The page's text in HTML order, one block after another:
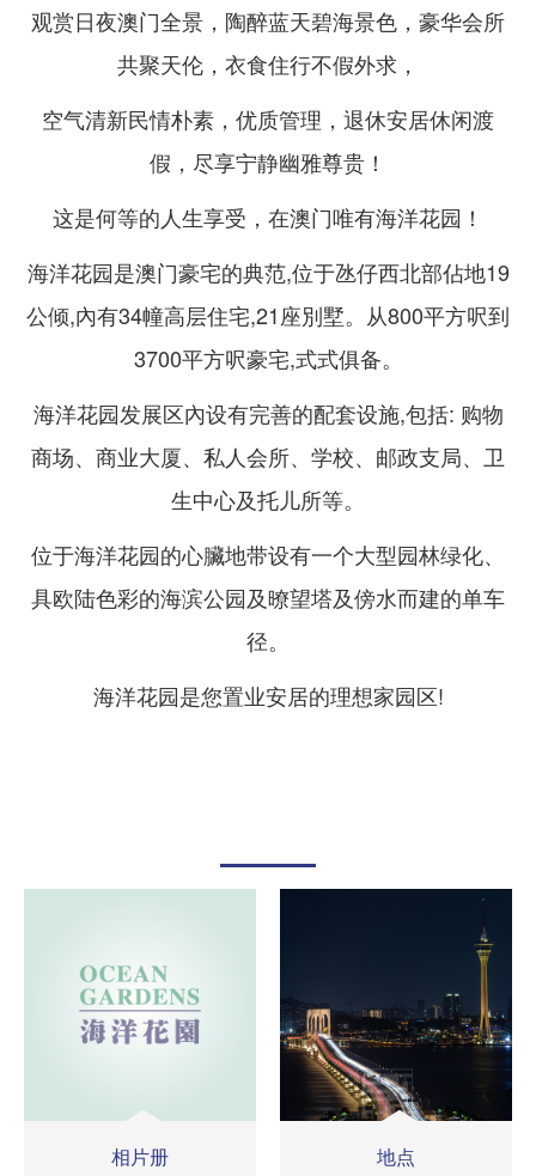
观赏日夜澳门全景，陶醉蓝天碧海景色，豪华会所
共聚天伦，衣食住行不假外求，
空气清新民情朴素，优质管理，退休安居休闲渡
假，尽享宁静幽雅尊贵！
这是何等的人生享受，在澳门唯有海洋花园！
海洋花园是澳门豪宅的典范,位于氹仔西北部佔地19
公倾,內有34幢高层住宅,21座別墅。从800平方呎到
3700平方呎豪宅,式式俱备。
海洋花园发展区內设有完善的配套设施,包括: 购物
商场、商业大厦、私人会所、学校、邮政支局、卫
生中心及托儿所等。
位于海洋花园的心臟地带设有一个大型园林绿化、
具欧陆色彩的海滨公园及暸望塔及傍水而建的单车
径。
海洋花园是您置业安居的理想家园区!
相片册 地点